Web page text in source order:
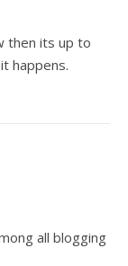
then its up to
happens.
all blogging